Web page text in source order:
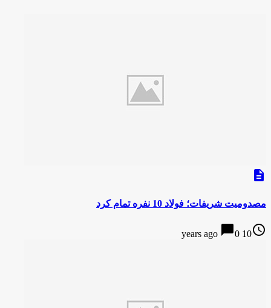
description
مصدومیت شریفات؛ فولاد 10 نفره تمام کرد
access_time
10 years ago
chat_bubble0